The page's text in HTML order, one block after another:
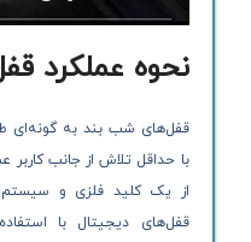
نحوه عملکرد
قفل‌های شب بند به گونه‌ای
با حداقل تلاش از جانب کاربر
از یک کلید فلزی و
قفل‌های دیجیتال با